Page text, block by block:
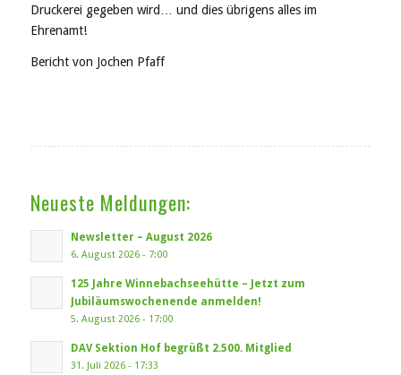
Druckerei gegeben wird… und dies übrigens alles im
Ehrenamt!
Bericht von Jochen Pfaff
Neueste Meldungen:
Newsletter – August 2026
6. August 2026 - 7:00
125 Jahre Winnebachseehütte – Jetzt zum
Jubiläumswochenende anmelden!
5. August 2026 - 17:00
DAV Sektion Hof begrüßt 2.500. Mitglied
31. Juli 2026 - 17:33